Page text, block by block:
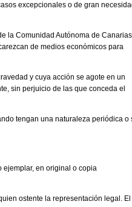
excepcionales o de gran
la Comunidad Autónoma de
de medios económicos para
y cuya acción se agote en un
sin perjuicio de las que conceda el
tengan una naturaleza periódica o
ejemplar, en original o copia
ostente la representación legal. El